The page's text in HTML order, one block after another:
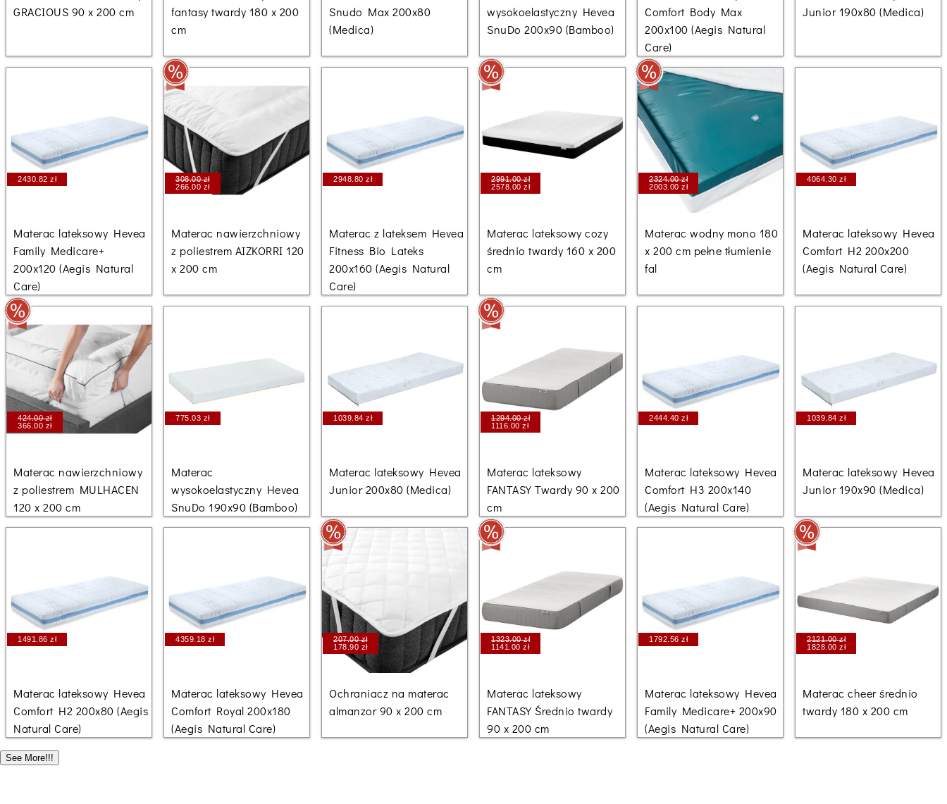
GRACIOUS 90 x 200 cm
fantasy twardy 180 x 200
cm
Snudo Max 200x80
(Medica)
wysokoelastyczny Hevea
SnuDo 200x90 (Bamboo)
Comfort Body Max
200x100 (Aegis Natural
Care)
Junior 190x80 (Medica)
2430.82 zł
Materac lateksowy Hevea
Family Medicare+
200x120 (Aegis Natural
Care)
308.00 zł
266.00 zł
Materac nawierzchniowy
z poliestrem AIZKORRI 120
x 200 cm
2948.80 zł
Materac z lateksem Hevea
Fitness Bio Lateks
200x160 (Aegis Natural
Care)
2991.00 zł
2578.00 zł
Materac lateksowy cozy
średnio twardy 160 x 200
cm
2324.00 zł
2003.00 zł
Materac wodny mono 180
x 200 cm pełne tłumienie
fal
4064.30 zł
Materac lateksowy Hevea
Comfort H2 200x200
(Aegis Natural Care)
424.00 zł
366.00 zł
Materac nawierzchniowy
z poliestrem MULHACEN
120 x 200 cm
775.03 zł
Materac
wysokoelastyczny Hevea
SnuDo 190x90 (Bamboo)
1039.84 zł
Materac lateksowy Hevea
Junior 200x80 (Medica)
1294.00 zł
1116.00 zł
Materac lateksowy
FANTASY Twardy 90 x 200
cm
2444.40 zł
Materac lateksowy Hevea
Comfort H3 200x140
(Aegis Natural Care)
1039.84 zł
Materac lateksowy Hevea
Junior 190x90 (Medica)
1491.86 zł
Materac lateksowy Hevea
Comfort H2 200x80 (Aegis
Natural Care)
4359.18 zł
Materac lateksowy Hevea
Comfort Royal 200x180
(Aegis Natural Care)
207.00 zł
178.90 zł
Ochraniacz na materac
almanzor 90 x 200 cm
1323.00 zł
1141.00 zł
Materac lateksowy
FANTASY Średnio twardy
90 x 200 cm
1792.56 zł
Materac lateksowy Hevea
Family Medicare+ 200x90
(Aegis Natural Care)
2121.00 zł
1828.00 zł
Materac cheer średnio
twardy 180 x 200 cm
See More!!!